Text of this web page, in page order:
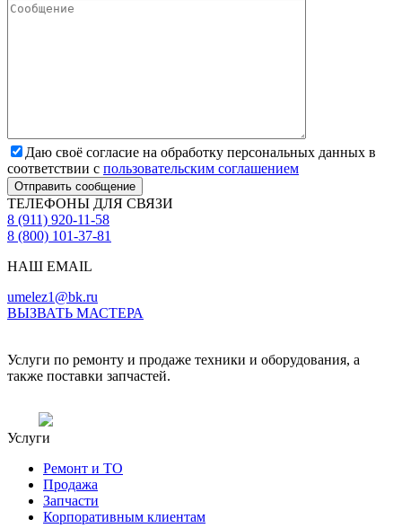
Даю своё согласие на обработку персональных данных в
соответствии с пользовательским соглашением
Отправить сообщение
ТЕЛЕФОНЫ ДЛЯ СВЯЗИ
8 (911) 920-11-58
8 (800) 101-37-81
НАШ EMAIL
umelez1@bk.ru
ВЫЗВАТЬ МАСТЕРА
Услуги по ремонту и продаже техники и оборудования, а
также поставки запчастей.
Услуги
Ремонт и ТО
Продажа
Запчасти
Корпоративным клиентам